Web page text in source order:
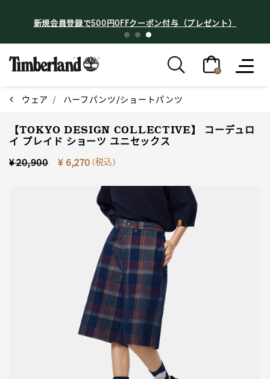
新規会員登録で500円OFFクーポン付与（プレゼント）
0
ウェア ハーフパンツ/ショートパンツ
【TOKYO DESIGN COLLECTIVE】 コーデュロ
イ プレイド ショーツ ユニセックス
Price reduced from
¥ 20,900to ¥ 6,270 (税込)